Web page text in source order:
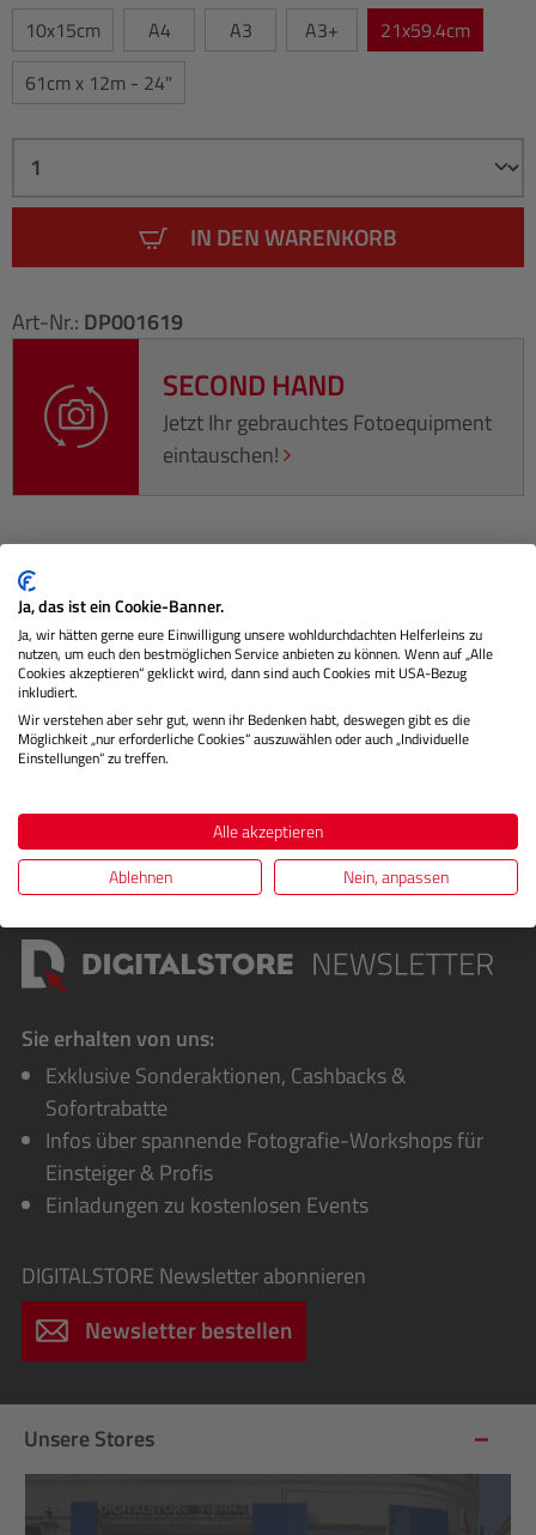
10x15cm
A4 A3 A3+
21x59.4cm
61cm x 12m - 24"
IN DEN WARENKORB
Art-Nr.: DP001619
SECOND HAND
Jetzt Ihr gebrauchtes Fotoequipment
eintauschen!
Beschreibung
Photo Rag ist ein beliebtes FineArt Inkjet Papier für
hochwertige Drucke. Mit seiner weichen Haptik,
Filzstruktur und matten…
Herstellerinformationen
Sie erhalten von uns:
Exklusive Sonderaktionen, Cashbacks &
Sofortrabatte
Infos über spannende Fotografie-Workshops für
Einsteiger & Profis
Einladungen zu kostenlosen Events
DIGITALSTORE Newsletter abonnieren
Newsletter bestellen
Unsere Stores
Ja, das ist ein Cookie-Banner.
Ja, wir hätten gerne eure Einwilligung unsere wohldurchdachten Helferleins zu
nutzen, um euch den bestmöglichen Service anbieten zu können. Wenn auf „Alle
Cookies akzeptieren“ geklickt wird, dann sind auch Cookies mit USA-Bezug
inkludiert.
Wir verstehen aber sehr gut, wenn ihr Bedenken habt, deswegen gibt es die
Möglichkeit „nur erforderliche Cookies“ auszuwählen oder auch „Individuelle
Einstellungen“ zu treffen.
Alle akzeptieren
Ablehnen
Nein, anpassen